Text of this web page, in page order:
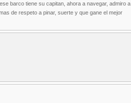
barco tiene su capitan, ahora a navegar, admiro a
de respeto a pinar, suerte y que gane el mejor